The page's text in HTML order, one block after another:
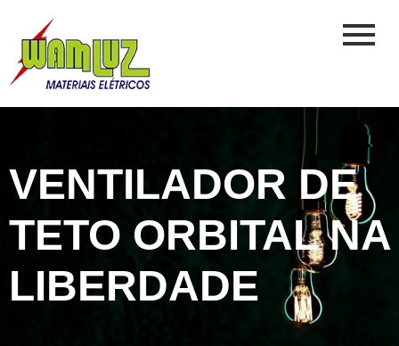
VENTILADOR DE
TETO ORBITAL NA
LIBERDADE